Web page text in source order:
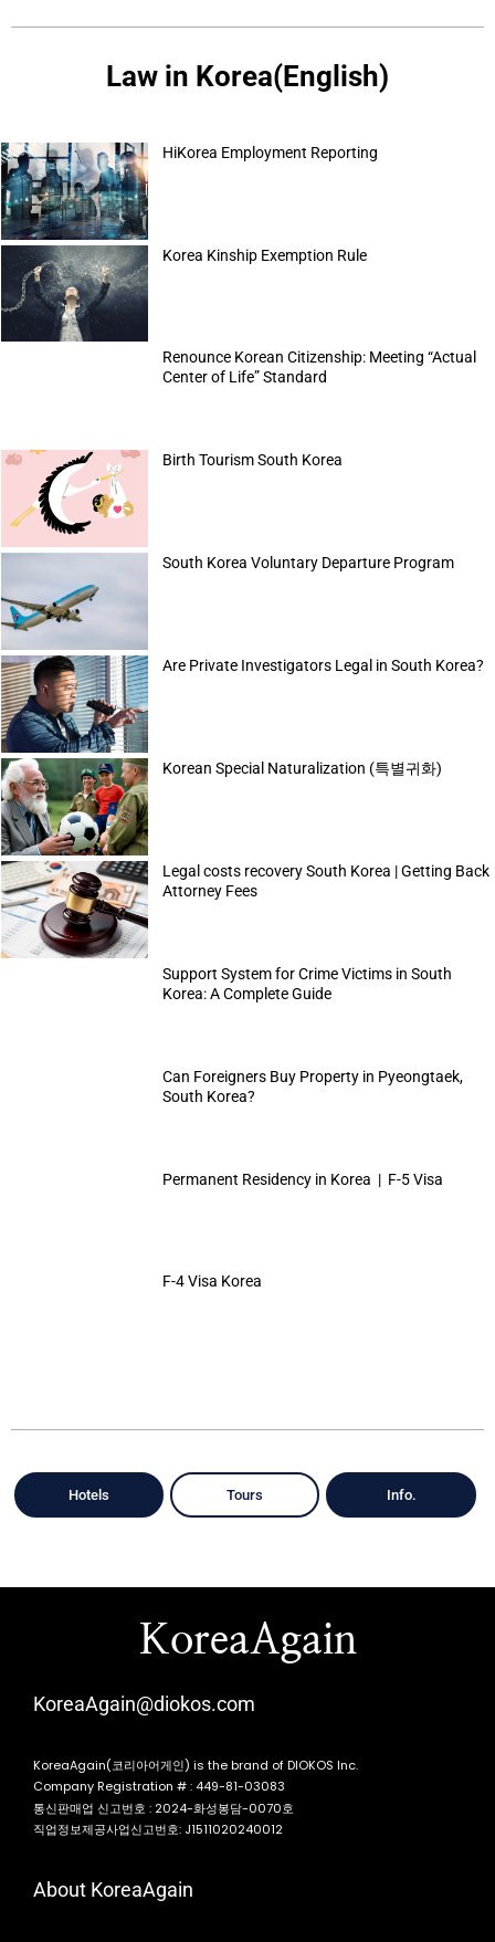
Law in Korea(English)
HiKorea Employment Reporting
Korea Kinship Exemption Rule
Renounce Korean Citizenship: Meeting “Actual
Center of Life” Standard
Birth Tourism South Korea
South Korea Voluntary Departure Program
Are Private Investigators Legal in South Korea?
Korean Special Naturalization (특별귀화)
Legal costs recovery South Korea | Getting Back
Attorney Fees
Support System for Crime Victims in South
Korea: A Complete Guide
Can Foreigners Buy Property in Pyeongtaek,
South Korea?
Permanent Residency in Korea | F-5 Visa
F-4 Visa Korea
Hotels Tours Info.
KoreaAgain
KoreaAgain@diokos.com
KoreaAgain(코리아어게인) is the brand of DIOKOS Inc.
Company Registration # : 449-81-03083
통신판매업 신고번호 : 2024-화성봉담-0070호
직업정보제공사업신고번호: J1511020240012
About KoreaAgain